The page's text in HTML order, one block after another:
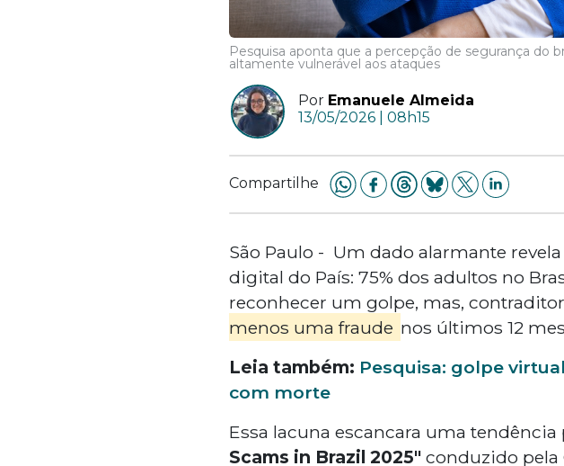
Pesquisa aponta que a percepção de segurança do
altamente vulnerável aos ataques
Por Emanuele Almeida
13/05/2026 | 08h15
Compartilhe
São Paulo - Um dado alarmante
digital do País: 75% dos adultos no
reconhecer um golpe, mas,
menos uma fraude nos últimos 12
Leia também: Pesquisa: golpe
com morte
Essa lacuna escancara uma
Scams in Brazil 2025"conduzido pela